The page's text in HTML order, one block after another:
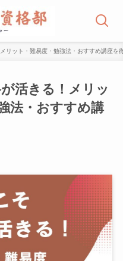
リット・難易度・勉強法・おすすめ講座を
活きる！メリッ
法・おすすめ講